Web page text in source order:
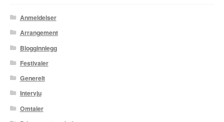
Bekreft din ordre
Ordrebekreftelse
Your Account
Anmeldelser
Arrangement
Blogginnlegg
Festivaler
Generelt
Intervju
Omtaler